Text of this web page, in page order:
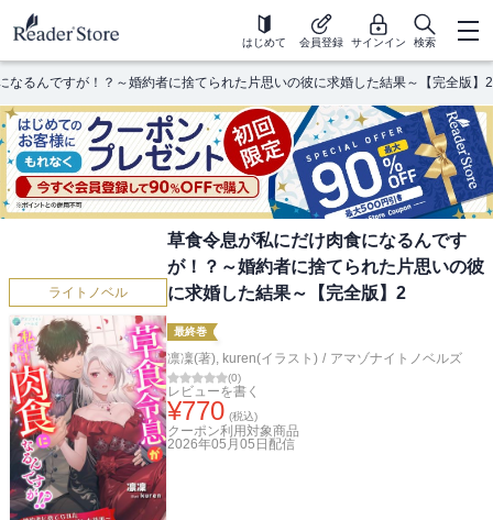
はじめて 会員登録 サインイン 検索
なるんですが！？～婚約者に捨てられた片思いの彼に求婚した結果～【完全版】2
ライトノベル
草食令息が私にだけ肉食になるんです
が！？～婚約者に捨てられた片思いの彼
に求婚した結果～【完全版】2
最終巻
凛凜(著), kuren(イラスト) / アマゾナイトノベルズ
(0)
レビューを書く
¥770 (税込)
クーポン利用対象商品
2026年05月05日 配信